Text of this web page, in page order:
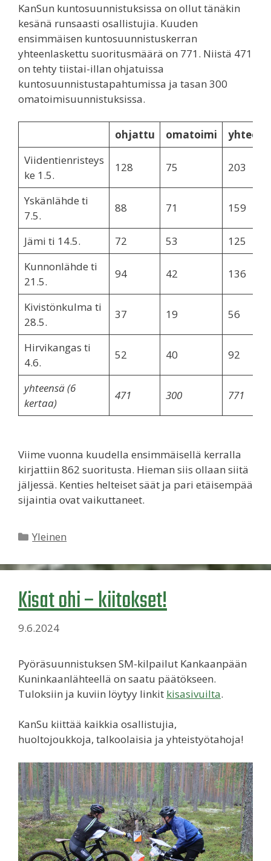
KanSun kuntosuunnistuksissa on ollut tänäkin
kesänä runsaasti osallistujia. Kuuden
ensimmäisen kuntosuunnistuskerran
yhteenlaskettu suoritusmäärä on 771. Niistä 471
on tehty tiistai-illan ohjatuissa
kuntosuunnistustapahtumissa ja tasan 300
omatoimisuunnistuksissa.
ohjattu omatoimi
Viidentienristeys
ke 1.5.
128 75 203
Yskänlähde ti
7.5.
88 71 159
Jämi ti 14.5. 72 53
125
Kunnonlähde ti
21.5.
94 42 136
Kivistönkulma ti
28.5.
37 19 56
Hirvikangas ti
4.6.
52 40 92
yhteensä (6
kertaa)
471 300 771
Viime vuonna kuudella ensimmäisellä kerralla
kirjattiin 862 suoritusta. Hieman siis ollaan siitä
jäljessä. Kenties helteiset säät ja pari etäisempää
sijaintia ovat vaikuttaneet.
Kategoriat
Yleinen
Kisat ohi – kiitokset!
9.6.2024
Pyöräsuunnistuksen SM-kilpailut Kankaanpään
Kuninkaanlähteellä on saatu päätökseen.
Tuloksiin ja kuviin löytyy linkit kisasivuilta.
KanSu kiittää kaikkia osallistujia,
huoltojoukkoja, talkoolaisia ja yhteistyötahoja!